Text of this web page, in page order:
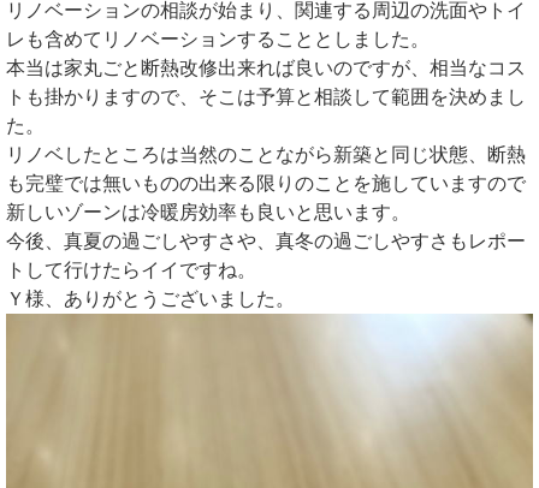
リノベーションの相談が始まり、関連する周辺の洗面やトイ
レも含めてリノベーションすることとしました。
本当は家丸ごと断熱改修出来れば良いのですが、相当なコス
トも掛かりますので、そこは予算と相談して範囲を決めまし
た。
リノベしたところは当然のことながら新築と同じ状態、断熱
も完璧では無いものの出来る限りのことを施していますので
新しいゾーンは冷暖房効率も良いと思います。
今後、真夏の過ごしやすさや、真冬の過ごしやすさもレポー
トして行けたらイイですね。
Ｙ様、ありがとうございました。